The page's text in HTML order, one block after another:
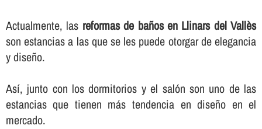
Actualmente, las reformas de baños en Llinars del Vallès
son estancias a las que se les puede otorgar de elegancia
y diseño.
Así­, junto con los dormitorios y el salón son uno de las
estancias que tienen más tendencia en diseño en el
mercado.